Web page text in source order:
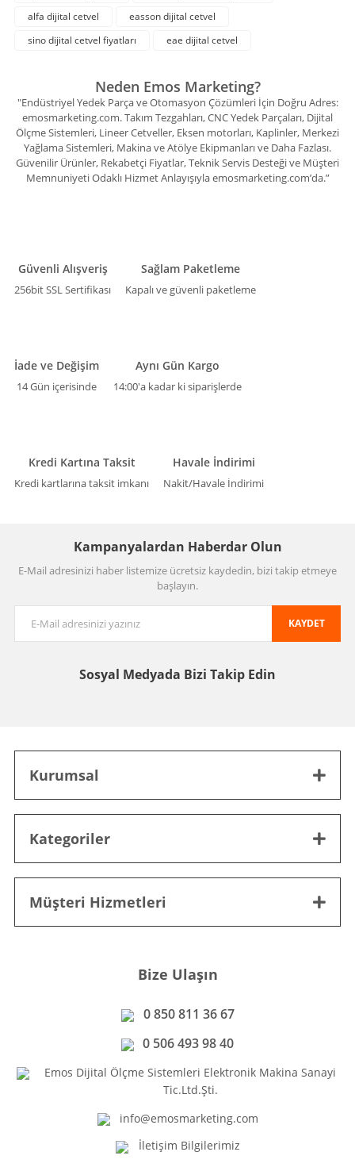
alfa dijital cetvel
easson dijital cetvel
sino dijital cetvel fiyatları
eae dijital cetvel
Neden Emos Marketing?
"Endüstriyel Yedek Parça ve Otomasyon Çözümleri İçin Doğru Adres:
emosmarketing.com. Takım Tezgahları, CNC Yedek Parçaları, Dijital
Ölçme Sistemleri, Lineer Cetveller, Eksen motorları, Kaplinler, Merkezi
Yağlama Sistemleri, Makina ve Atölye Ekipmanları ve Daha Fazlası.
Güvenilir Ürünler, Rekabetçi Fiyatlar, Teknik Servis Desteği ve Müşteri
Memnuniyeti Odaklı Hizmet Anlayışıyla emosmarketing.com’da.”
Güvenli Alışveriş
256bit SSL Sertifikası
Sağlam Paketleme
Kapalı ve güvenli paketleme
İade ve Değişim
14 Gün içerisinde
Aynı Gün Kargo
14:00'a kadar ki siparişlerde
Kredi Kartına Taksit
Kredi kartlarına taksit imkanı
Havale İndirimi
Nakit/Havale İndirimi
Kampanyalardan Haberdar Olun
E-Mail adresinizi haber listemize ücretsiz kaydedin, bizi takip etmeye
başlayın.
KAYDET
Sosyal Medyada Bizi Takip Edin
Kurumsal
Kategoriler
Müşteri Hizmetleri
Bize Ulaşın
0 850 811 36 67
0 506 493 98 40
Emos Dijital Ölçme Sistemleri Elektronik Makina Sanayi
Tic.Ltd.Şti.
info@emosmarketing.com
İletişim Bilgilerimiz